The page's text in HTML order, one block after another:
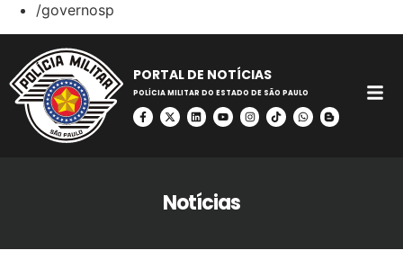
/governosp
PORTAL DE NOTÍCIAS
POLÍCIA MILITAR DO ESTADO DE SÃO PAULO
Notícias